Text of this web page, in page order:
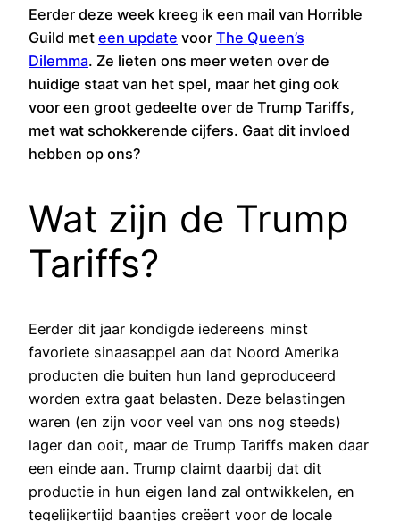
Eerder deze week kreeg ik een mail van Horrible
Guild met een update voor The Queen’s
Dilemma. Ze lieten ons meer weten over de
huidige staat van het spel, maar het ging ook
voor een groot gedeelte over de Trump Tariffs,
met wat schokkerende cijfers. Gaat dit invloed
hebben op ons?
Wat zijn de Trump
Tariffs?
Eerder dit jaar kondigde iedereens minst
favoriete sinaasappel aan dat Noord Amerika
producten die buiten hun land geproduceerd
worden extra gaat belasten. Deze belastingen
waren (en zijn voor veel van ons nog steeds)
lager dan ooit, maar de Trump Tariffs maken daar
een einde aan. Trump claimt daarbij dat dit
productie in hun eigen land zal ontwikkelen, en
tegelijkertijd baantjes creëert voor de locale